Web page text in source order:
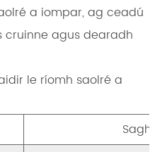
a iompar, ag ceadú
agus dearadh
le ríomh saolré a